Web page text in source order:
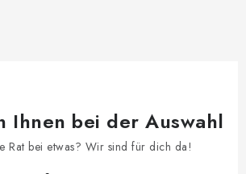
Ihnen bei der Auswahl
Rat bei etwas? Wir sind für dich da!